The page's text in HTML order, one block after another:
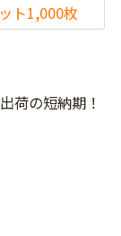
ト1,000枚
荷の短納期！